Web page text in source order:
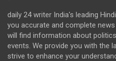
daily 24 writer India's leading
you accurate and complete
will find information about
events. We provide you with the
strive to enhance your